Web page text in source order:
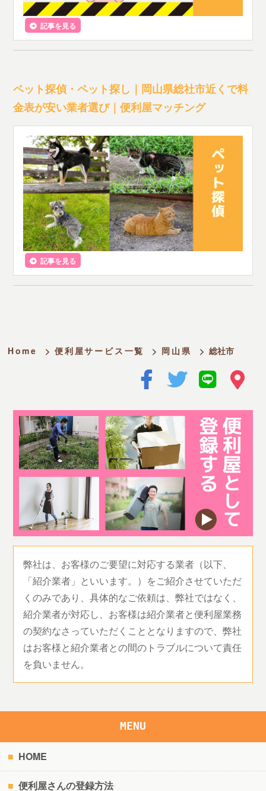
記事を見る
ペット探偵・ペット探し｜岡山県総社市近くで料
金表が安い業者選び｜便利屋マッチング
記事を見る
Home > 便利屋サービス一覧 > 岡山県 > 総社市
弊社は、お客様のご要望に対応する業者（以下、
「紹介業者」といいます。）をご紹介させていただ
くのみであり、具体的なご依頼は、弊社ではなく、
紹介業者が対応し、お客様は紹介業者と便利屋業務
の契約なさっていただくこととなりますので、弊社
はお客様と紹介業者との間のトラブルについて責任
を負いません。
MENU
HOME
便利屋さんの登録方法